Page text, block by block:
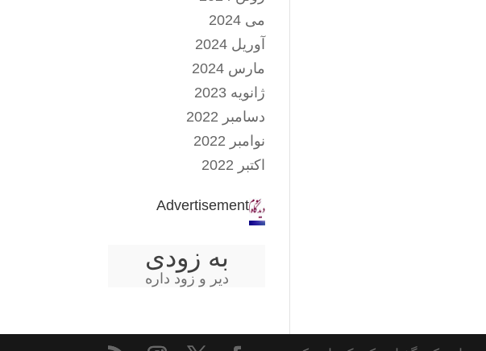
می 2024
آوریل 2024
مارس 2024
ژانویه 2023
دسامبر 2022
نوامبر 2022
اکتبر 2022
Advertisement
به زودی
دیر و زود داره